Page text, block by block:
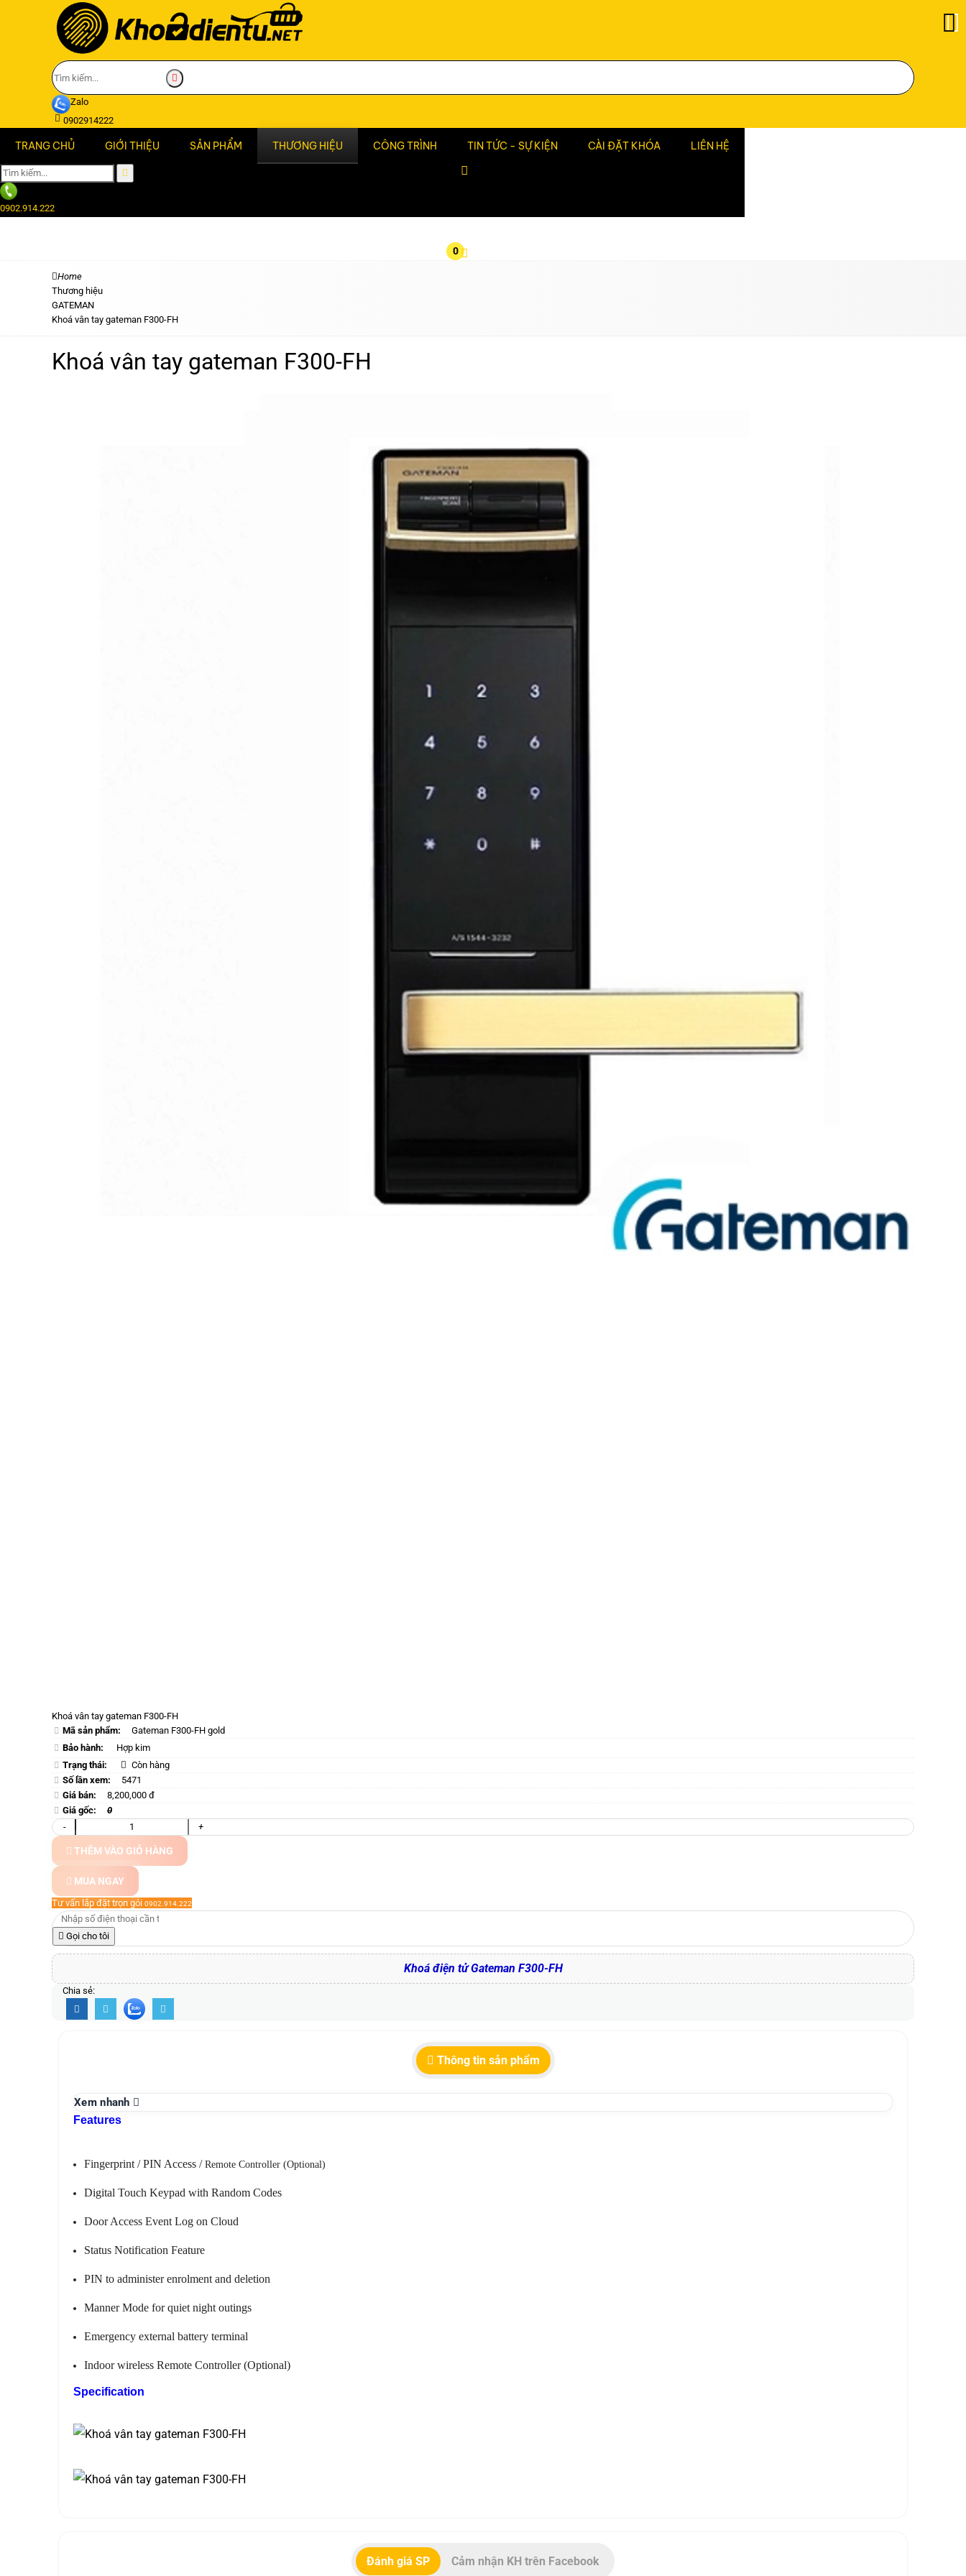
Zalo
0902914222
TRANG CHỦ GIỚI THIỆU SẢN PHẨM THƯƠNG HIỆU CÔNG TRÌNH TIN TỨC - SỰ KIỆN CÀI ĐẶT KHÓA LIÊN HỆ
0
0902.914.222
Home
Thương hiệu
GATEMAN
Khoá vân tay gateman F300-FH
Khoá vân tay gateman F300-FH
Khoá vân tay gateman F300-FH
Mã sản phẩm:
Gateman F300-FH gold
Bảo hành:
Hợp kim
Trạng thái:
Còn hàng
Số lần xem:
5471
Giá bán:
8,200,000 đ
Giá gốc:
0
-
+
THÊM VÀO GIỎ HÀNG
MUA NGAY
Tư vấn lắp đặt trọn gói 0902.914.222
Gọi cho tôi
Khoá điện tử Gateman F300-FH
Chia sẻ:
Thông tin sản phẩm
Xem nhanh
Features
Fingerprint / PIN Access / Remote Controller (Optional)
Digital Touch Keypad with Random Codes
Door Access Event Log on Cloud
Status Notification Feature
PIN to administer enrolment and deletion
Manner Mode for quiet night outings
Emergency external battery terminal
Indoor wireless Remote Controller (Optional)
Specification
Đánh giá SP Cảm nhận KH trên Facebook